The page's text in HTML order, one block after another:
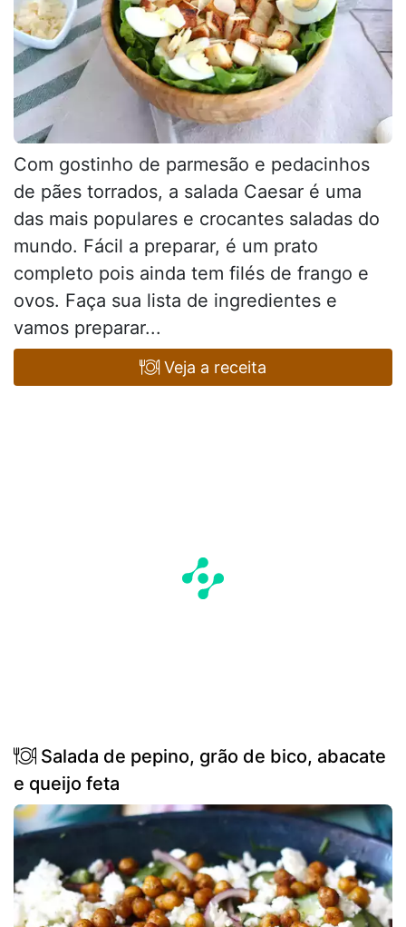
Com gostinho de parmesão e pedacinhos
de pães torrados, a salada Caesar é uma
das mais populares e crocantes saladas do
mundo. Fácil a preparar, é um prato
completo pois ainda tem filés de frango e
ovos. Faça sua lista de ingredientes e
vamos preparar...
Veja a receita
Salada de pepino, grão de bico, abacate
e queijo feta